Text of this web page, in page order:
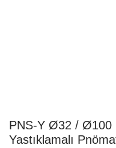
PNS-Y Ø32 / Ø100
Yastıklamalı